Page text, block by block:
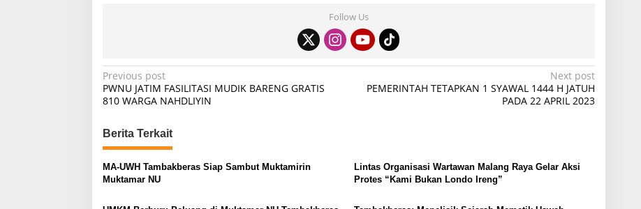
Follow Us
P
o
t
n
a
Previous post
PWNU JATIM FASILITASI MUDIK BARENG GRATIS
810 WARGA NAHDLIYIN
Next post
PEMERINTAH TETAPKAN 1 SYAWAL 1444 H JATUH
PADA 22 APRIL 2023
Berita Terkait
MA-UWH Tambakberas Siap Sambut Muktamirin
Muktamar NU
Lintas Organisasi Wartawan Malang Raya Gelar Aksi
Protes “Kami Bukan Londo Ireng”